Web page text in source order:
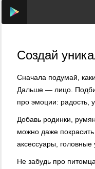
Создай
Сначала подумай,
Дальше — лицо.
про эмоции: радость,
Добавь родинки,
можно даже
аксессуары,
Не забудь про